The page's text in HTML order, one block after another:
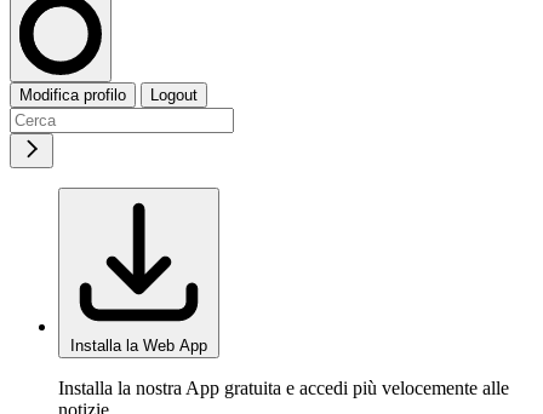
Modifica profilo Logout
Installa la Web App
Installa la nostra App gratuita e accedi più velocemente alle